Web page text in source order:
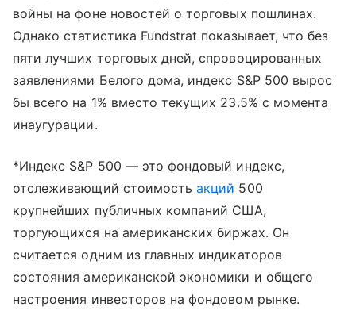
войны на фоне новостей о торговых пошлинах.
Однако статистика Fundstrat показывает, что без
пяти лучших торговых дней, спровоцированных
заявлениями Белого дома, индекс S&P 500 вырос
бы всего на 1% вместо текущих 23.5% с момента
инаугурации.
*Индекс S&P 500 — это фондовый индекс,
отслеживающий стоимостьакций 500
крупнейших публичных компаний США,
торгующихся на американских биржах. Он
считается одним из главных индикаторов
состояния американской экономики и общего
настроения инвесторов на фондовом рынке.